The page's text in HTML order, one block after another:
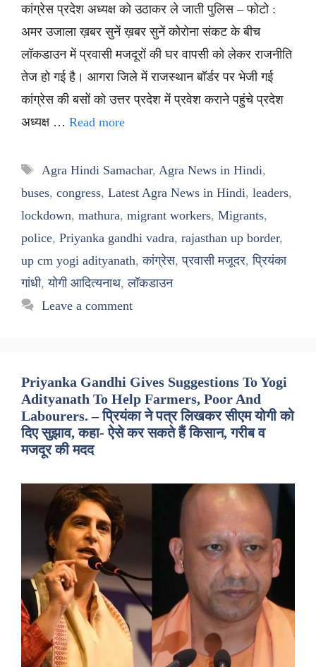
कांग्रेस प्रदेश अध्यक्ष को उठाकर ले जाती पुलिस – फोटो :
अमर उजाला ख़बर सुनें ख़बर सुनें कोरोना संकट के बीच
लॉकडाउन में प्रवासी मजदूरों की घर वापसी को लेकर राजनीति
तेज हो गई है। आगरा जिले में राजस्थान बॉर्डर पर भेजी गई
कांग्रेस की बसों को उत्तर प्रदेश में प्रवेश कराने पहुंचे प्रदेश
अध्यक्ष … Read more
Tags
Agra Hindi Samachar, Agra News in Hindi,
buses, congress, Latest Agra News in Hindi, leaders,
lockdown, mathura, migrant workers, Migrants,
police, Priyanka gandhi vadra, rajasthan up border,
up cm yogi adityanath,कांग्रेस,प्रवासी मजूदर,प्रियंका
गांधी,योगी आदित्यनाथ,लॉकडाउन
Leave a comment
Priyanka Gandhi Gives Suggestions To Yogi
Adityanath To Help Farmers, Poor And
Labourers. – प्रियंका ने पत्र लिखकर सीएम योगी को
दिए सुझाव, कहा- ऐसे कर सकते हैं किसान, गरीब व
मजदूर की मदद